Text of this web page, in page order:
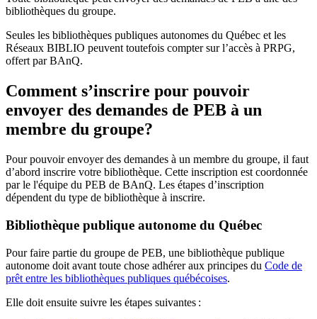
bibliothèques du groupe.
Seules les bibliothèques publiques autonomes du Québec et les
Réseaux BIBLIO peuvent toutefois compter sur l’accès à PRPG,
offert par BAnQ.
Comment s’inscrire pour pouvoir
envoyer des demandes de PEB à un
membre du groupe?
Pour pouvoir envoyer des demandes à un membre du groupe, il faut
d’abord inscrire votre bibliothèque. Cette inscription est coordonnée
par le l'équipe du PEB de BAnQ. Les étapes d’inscription
dépendent du type de bibliothèque à inscrire.
Bibliothèque publique autonome du Québec
Pour faire partie du groupe de PEB, une bibliothèque publique
autonome doit avant toute chose adhérer aux principes du Code de
prêt entre les bibliothèques publiques québécoises.
Elle doit ensuite suivre les étapes suivantes :